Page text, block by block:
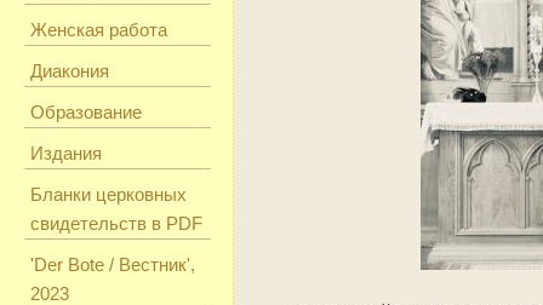
Женская работа
Диакония
Образование
Издания
Бланки церковных
свидетельств в PDF
'Der Bote / Вестник',
2023